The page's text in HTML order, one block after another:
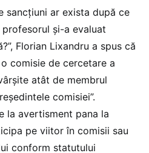
sancțiuni ar exista după ce
și-a evaluat
Florian Lixandru a spus că
comisie de cercetare a
atât de membrul
comisiei”.
la avertisment pana la
pe viitor în comisii sau
conform statutului